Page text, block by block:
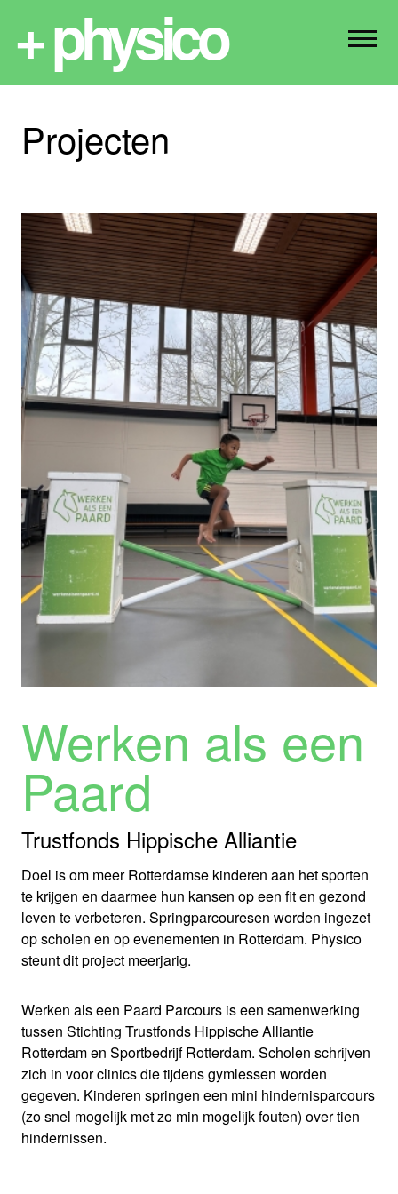
+ physico
Projecten
Werken als een
Paard
Trustfonds Hippische Alliantie
Doel is om meer Rotterdamse kinderen aan het sporten
te krijgen en daarmee hun kansen op een fit en gezond
leven te verbeteren. Springparcouresen worden ingezet
op scholen en op evenementen in Rotterdam. Physico
steunt dit project meerjarig.
Werken als een Paard Parcours is een samenwerking
tussen Stichting Trustfonds Hippische Alliantie
Rotterdam en Sportbedrijf Rotterdam. Scholen schrijven
zich in voor clinics die tijdens gymlessen worden
gegeven. Kinderen springen een mini hindernisparcours
(zo snel mogelijk met zo min mogelijk fouten) over tien
hindernissen.